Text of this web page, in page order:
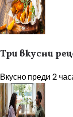
Три вкусни
Вкуснопреди 2